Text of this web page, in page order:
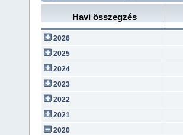
Havi összegzés
2026
2025
2024
2023
2022
2021
2020